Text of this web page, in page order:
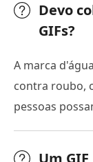
Devo
GIFs?
A marca
contra roubo,
pessoas